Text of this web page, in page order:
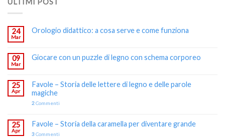
ULTIMI POST
24
Mar
Orologio didattico: a cosa serve e come funziona
09
Mar
Giocare con un puzzle di legno con schema corporeo
25
Apr
Favole – Storia delle lettere di legno e delle parole
magiche
2Commenti
25
Apr
Favole – Storia della caramella per diventare grande
3Commenti